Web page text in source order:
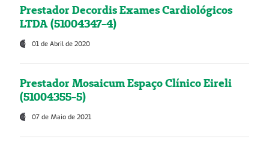
Prestador Decordis Exames Cardiológicos
LTDA (51004347-4)
01 de Abril de 2020
Prestador Mosaicum Espaço Clínico Eireli
(51004355-5)
07 de Maio de 2021